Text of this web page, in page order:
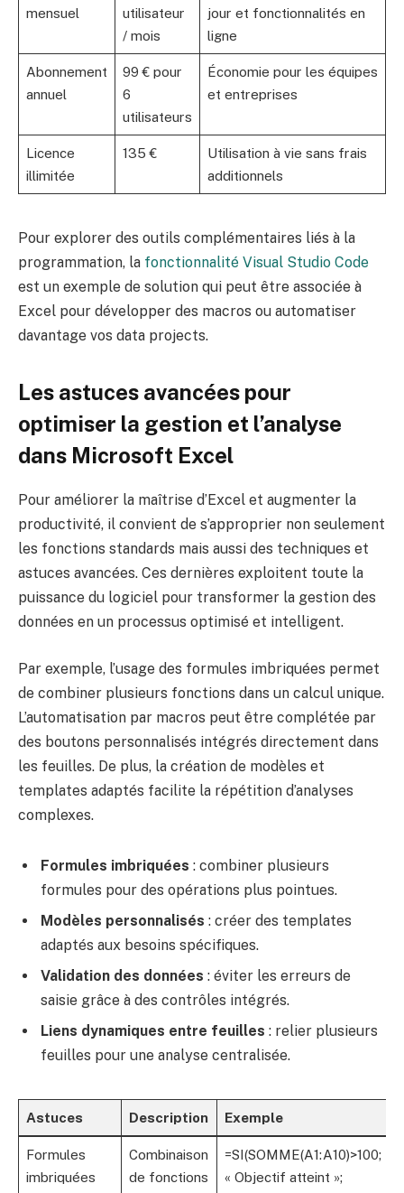
mensuel
utilisateur
/ mois
jour et fonctionnalités en
ligne
Abonnement
annuel
99 € pour
6
utilisateurs
Économie pour les équipes
et entreprises
Licence
illimitée
135 €
Utilisation à vie sans frais
additionnels
Pour explorer des outils complémentaires liés à la
programmation, la fonctionnalité Visual Studio Code
est un exemple de solution qui peut être associée à
Excel pour développer des macros ou automatiser
davantage vos data projects.
Les astuces avancées pour
optimiser la gestion et l’analyse
dans Microsoft Excel
Pour améliorer la maîtrise d’Excel et augmenter la
productivité, il convient de s’approprier non seulement
les fonctions standards mais aussi des techniques et
astuces avancées. Ces dernières exploitent toute la
puissance du logiciel pour transformer la gestion des
données en un processus optimisé et intelligent.
Par exemple, l’usage des formules imbriquées permet
de combiner plusieurs fonctions dans un calcul unique.
L’automatisation par macros peut être complétée par
des boutons personnalisés intégrés directement dans
les feuilles. De plus, la création de modèles et
templates adaptés facilite la répétition d’analyses
complexes.
Formules imbriquées : combiner plusieurs
formules pour des opérations plus pointues.
Modèles personnalisés : créer des templates
adaptés aux besoins spécifiques.
Validation des données : éviter les erreurs de
saisie grâce à des contrôles intégrés.
Liens dynamiques entre feuilles : relier plusieurs
feuilles pour une analyse centralisée.
Astuces Description Exemple
Formules
imbriquées
Combinaison
de fonctions
=SI(SOMME(A1:A10)>100;
« Objectif atteint »;